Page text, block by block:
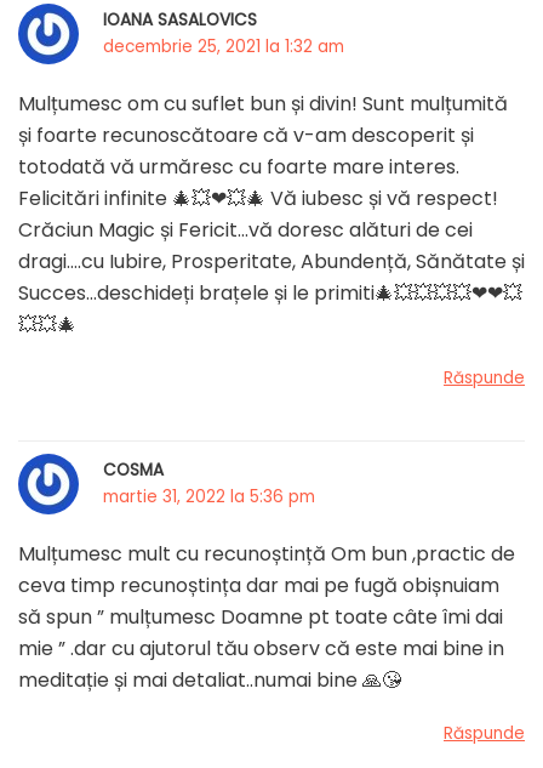
IOANA SASALOVICS
decembrie 25, 2021 la 1:32 am
Mulțumesc om cu suflet bun și divin! Sunt mulțumită
și foarte recunoscătoare că v-am descoperit și
totodată vă urmăresc cu foarte mare interes.
Felicitări infinite 🎄💥❤💥🎄 Vă iubesc și vă respect!
Crăciun Magic și Fericit…vă doresc alături de cei
dragi….cu Iubire, Prosperitate, Abundență, Sănătate și
Succes…deschideți brațele și le primiti🎄💥💥💥💥❤❤💥
💥💥🎄
Răspunde
COSMA
martie 31, 2022 la 5:36 pm
Mulțumesc mult cu recunoștință Om bun ,practic de
ceva timp recunoștința dar mai pe fugă obișnuiam
să spun ” mulțumesc Doamne pt toate câte îmi dai
mie ” .dar cu ajutorul tău observ că este mai bine in
meditație și mai detaliat..numai bine 🙏😘
Răspunde